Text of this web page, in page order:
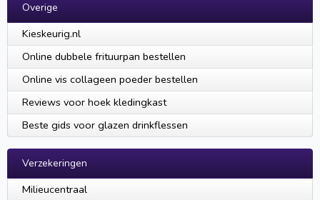
Overige
Kieskeurig.nl
Online dubbele frituurpan bestellen
Online vis collageen poeder bestellen
Reviews voor hoek kledingkast
Beste gids voor glazen drinkflessen
Verzekeringen
Milieucentraal